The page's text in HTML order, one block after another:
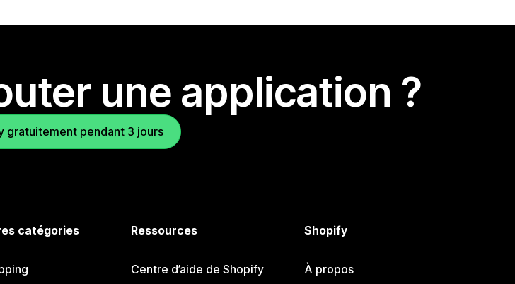
une application ?
gratuitement pendant 3 jours
catégories Ressources
Centre d’aide de Shopify
Shopify
À propos